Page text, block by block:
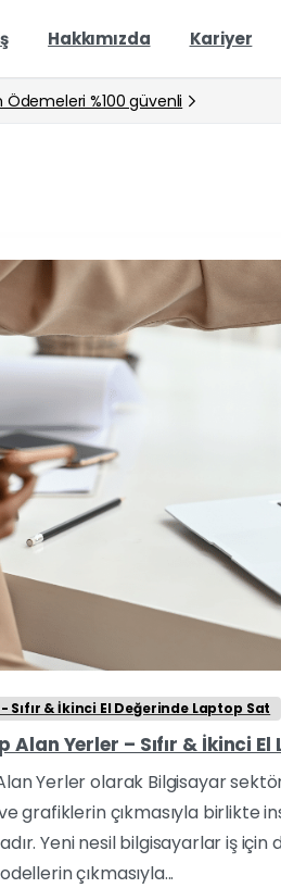
Hakkımızda Kariyer
Ödemeleri %100 güvenli
Sıfır & İkinci El Değerinde Laptop Sat
Alan Yerler – Sıfır & İkinci
Yerler olarak Bilgisayar
grafiklerin çıkmasıyla birlikte
Yeni nesil bilgisayarlar iş için
çıkmasıyla...